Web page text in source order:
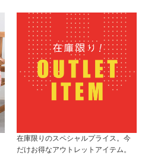
在庫限りのスペシャルプライス。今
だけお得なアウトレットアイテム。